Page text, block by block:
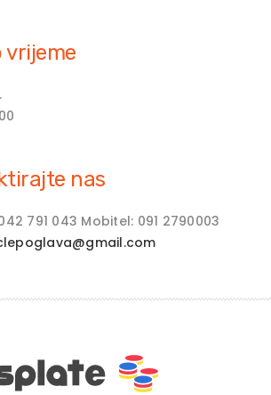
vrijeme
nas
791 043 Mobitel: 091 2790003